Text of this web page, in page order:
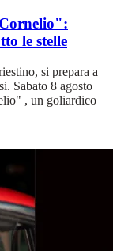
le stelle
si prepara a
Sabato 8 agosto
, un goliardico